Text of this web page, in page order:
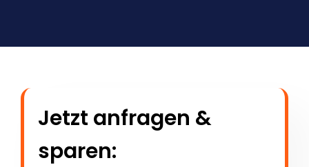
Jetzt anfragen &
sparen: